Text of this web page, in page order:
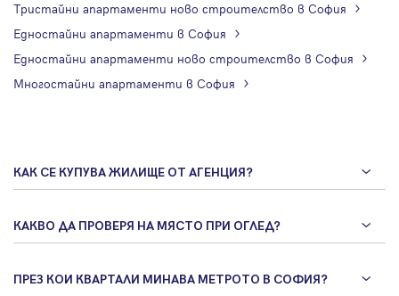
Тристайни апартаменти ново строителство в София
Едностайни апартаменти в София
Едностайни апартаменти ново строителство в София
Многостайни апартаменти в София
КАК СЕ КУПУВА ЖИЛИЩЕ ОТ АГЕНЦИЯ?
КАКВО ДА ПРОВЕРЯ НА МЯСТО ПРИ ОГЛЕД?
ПРЕЗ КОИ КВАРТАЛИ МИНАВА МЕТРОТО В СОФИЯ?